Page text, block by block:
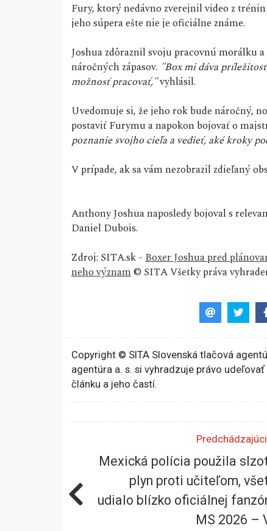
Fury, ktorý nedávno zverejnil video z
jeho súpera ešte nie je oficiálne známe.
Joshua zdôraznil svoju pracovnú morálku
náročných zápasov. "Box mi dáva
možnosť pracovať,"vyhlásil.
Uvedomuje si, že jeho rok bude náročný,
postaviť Furymu a napokon bojovať o
poznanie svojho cieľa a vedieť, aké kroky
V prípade, ak sa vám nezobrazil zdieľaný
Anthony Joshua naposledy bojoval s
Daniel Dubois.
Zdroj: SITA.sk -Boxer Joshua pred
neho význam© SITA Všetky práva
Copyright © SITA Slovenská tlačová
agentúra a. s. si vyhradzuje právo
článku a jeho častí.
Mexická polícia použila
plyn proti učiteľom,
udialo blízko oficiálnej
MS 2026 –